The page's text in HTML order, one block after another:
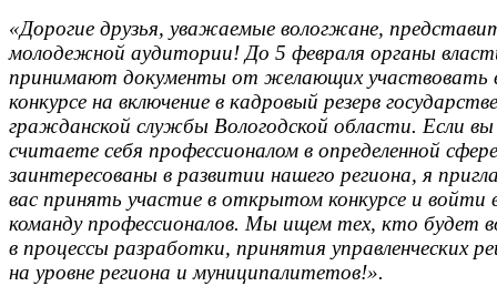
«Дорогие друзья, уважаемые вологжане,
молодежной аудитории! До 5 февраля органы
принимают документы от желающих участвовать
конкурсе на включение в кадровый резерв
гражданской службы Вологодской области. Если вы
считаете себя профессионалом в определенной
заинтересованы в развитии нашего региона, я
вас принять участие в открытом конкурсе и войти
команду профессионалов. Мы ищем тех, кто будет
в процессы разработки, принятия управленческих
на уровне региона и муниципалитетов!».